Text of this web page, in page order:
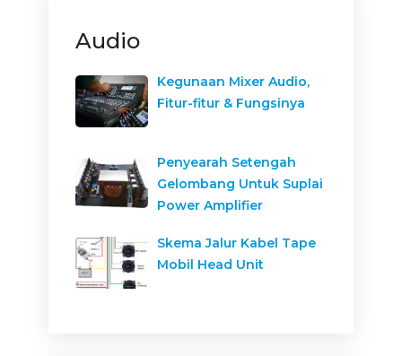
Audio
Kegunaan Mixer Audio,
Fitur-fitur & Fungsinya
Penyearah Setengah
Gelombang Untuk Suplai
Power Amplifier
Skema Jalur Kabel Tape
Mobil Head Unit